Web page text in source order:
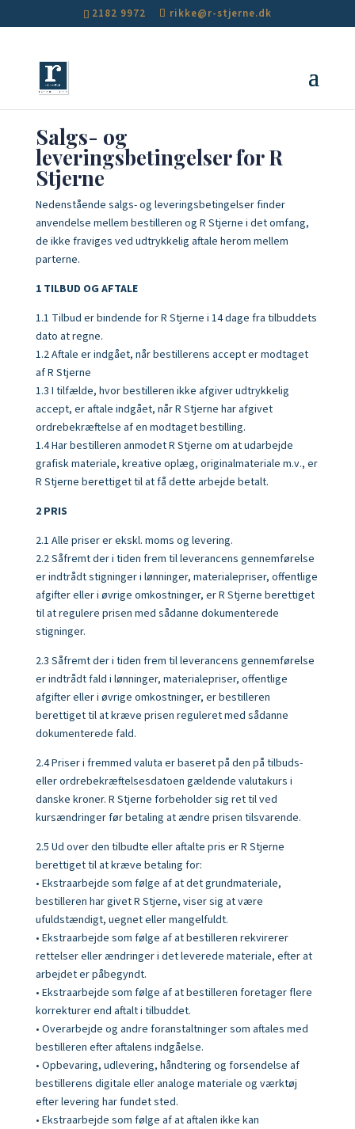
2182 9972 rikke@r-stjerne.dk
Salgs- og
leveringsbetingelser for R
Stjerne
Nedenstående salgs- og leveringsbetingelser finder
anvendelse mellem bestilleren og R Stjerne i det omfang,
de ikke fraviges ved udtrykkelig aftale herom mellem
parterne.
1 TILBUD OG AFTALE
1.1 Tilbud er bindende for R Stjerne i 14 dage fra tilbuddets
dato at regne.
1.2 Aftale er indgået, når bestillerens accept er modtaget
af R Stjerne
1.3 I tilfælde, hvor bestilleren ikke afgiver udtrykkelig
accept, er aftale indgået, når R Stjerne har afgivet
ordrebekræftelse af en modtaget bestilling.
1.4 Har bestilleren anmodet R Stjerne om at udarbejde
grafisk materiale, kreative oplæg, originalmateriale m.v., er
R Stjerne berettiget til at få dette arbejde betalt.
2 PRIS
2.1 Alle priser er ekskl. moms og levering.
2.2 Såfremt der i tiden frem til leverancens gennemførelse
er indtrådt stigninger i lønninger, materialepriser, offentlige
afgifter eller i øvrige omkostninger, er R Stjerne berettiget
til at regulere prisen med sådanne dokumenterede
stigninger.
2.3 Såfremt der i tiden frem til leverancens gennemførelse
er indtrådt fald i lønninger, materialepriser, offentlige
afgifter eller i øvrige omkostninger, er bestilleren
berettiget til at kræve prisen reguleret med sådanne
dokumenterede fald.
2.4 Priser i fremmed valuta er baseret på den på tilbuds-
eller ordrebekræftelsesdatoen gældende valutakurs i
danske kroner. R Stjerne forbeholder sig ret til ved
kursændringer før betaling at ændre prisen tilsvarende.
2.5 Ud over den tilbudte eller aftalte pris er R Stjerne
berettiget til at kræve betaling for:
• Ekstraarbejde som følge af at det grundmateriale,
bestilleren har givet R Stjerne, viser sig at være
ufuldstændigt, uegnet eller mangelfuldt.
• Ekstraarbejde som følge af at bestilleren rekvirerer
rettelser eller ændringer i det leverede materiale, efter at
arbejdet er påbegyndt.
• Ekstraarbejde som følge af at bestilleren foretager flere
korrekturer end aftalt i tilbuddet.
• Overarbejde og andre foranstaltninger som aftales med
bestilleren efter aftalens indgåelse.
• Opbevaring, udlevering, håndtering og forsendelse af
bestillerens digitale eller analoge materiale og værktøj
efter levering har fundet sted.
• Ekstraarbejde som følge af at aftalen ikke kan